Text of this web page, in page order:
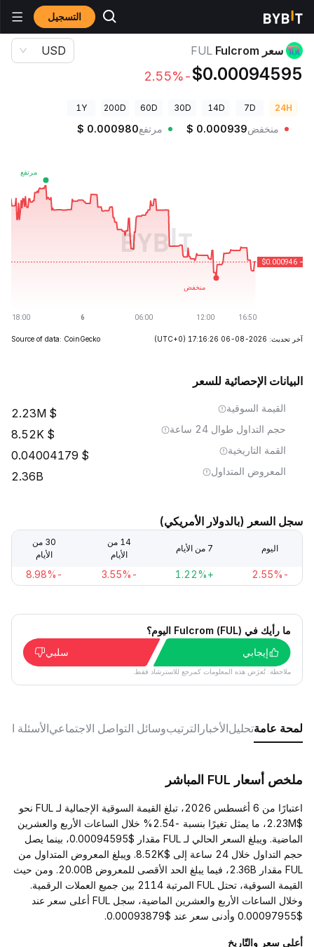
التسجيل أسعار العملات الرقمية
سعر Fulcrom FUL
$0.00094595
-2.55%
USD
24H
7D
14D
30D
60D
200D
1Y
منخفض $ 0.000939 مرتفع $ 0.000980
آخر تحديث: 2026-08-06 17:16:26 (UTC+0)
Source of data: CoinGecko
البيانات الإحصائية للسعر
القيمة السوقية 2.23M
حجم التداول طوال 24 ساعة 8.52K
القمة التاريخية 0.04004179
المعروض المتداول 2.36B
سجل السعر (بالدولار الأمريكي)
اليوم 7 من الأيام
14 من
الأيام
30 من
الأيام
-2.55%
+1.22%
-3.55%
-8.98%
ما رأيك في Fulcrom (FUL) اليوم؟
إيجابي
سلبي
ملاحظة: تُعرَض هذه المعلومات كمرجع للاسترشاد فقط.
لمحة عامةتحليلالأخبار الترتيبوسائل التواصل الاجتماعيالأسئلة
ملخص أسعار FUL المباشر
اعتبارًا من 6 أغسطس 2026، تبلغ القيمة السوقية الإجمالية لـ FUL نحو
$2.23M، ما يمثل تغيرًا بنسبة -2.54% خلال الساعات الأربع والعشرين
الماضية. ويبلغ السعر الحالي لـ FUL مقدار $0.00094595، بينما يصل
حجم التداول خلال 24 ساعة إلى $8.52K. ويبلغ المعروض المتداول من
FUL مقدار 2.36B، فيما يبلغ الحد الأقصى للمعروض 20.00B. ومن حيث
القيمة السوقية، تحتل FUL المرتبة 2114 بين جميع العملات الرقمية.
وخلال الساعات الأربع والعشرين الماضية، سجل FUL أعلى سعر عند
$0.00097955 وأدنى سعر عند $0.00093879.
أعلى سعر والتّاريخ